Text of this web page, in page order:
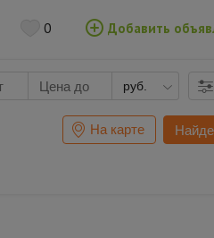
0 Добавить
руб.
На карте